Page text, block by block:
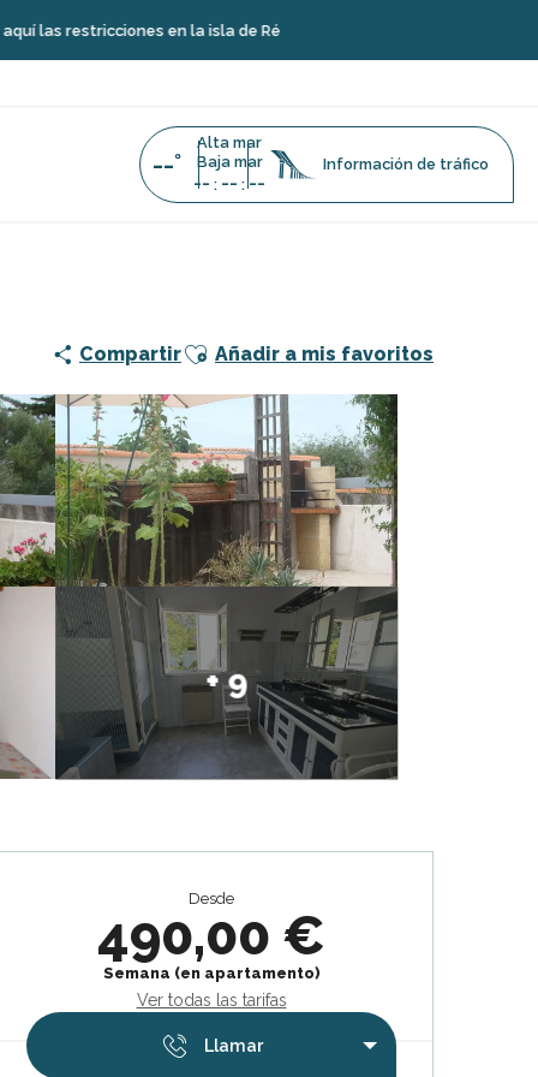
en la isla de Ré
--°
Alta mar
Baja mar
-- : -- : --
Información de tráfico
CompartirAjouter aux favoris
Añadir a mis favoritos
+ 9
Horarios y datos de contacto
Desde
490,00 €
Semana (en apartamento)
Ver todas las tarifas
Llamar